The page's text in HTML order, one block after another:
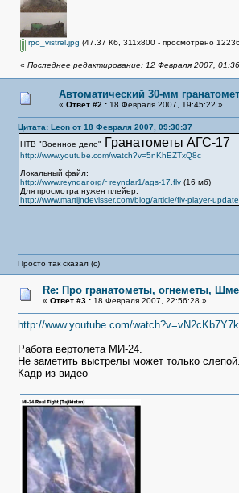
rpo_vistrel.jpg (47.37 Кб, 311x800 - просмотрено
« Последнее редактирование: 12 Февраля 2007,
Автоматический 30-мм гранатомет
« Ответ #2 : 18 Февраля 2007, 19:45:22 »
Цитата: Leon от 18 Февраля 2007, 09:30:37
НТВ "Военное дело"
Гранатометы АГС-17
http://www.youtube.com/watch?v=5nKhEZTxQ8c
Локальный файл:
http://www.reyndar.org/~reyndar1/ags-17.flv (16 мб)
Для просмотра нужен плейер:
http://www.martijndevisser.com/blog/article/flv-player-
Просто так сказал (с)
Re: Про гранатометы, огнеметы,
« Ответ #3 : 18 Февраля 2007, 22:56:28 »
http://www.youtube.com/
Работа вертолета МИ-24.
Не заметить выстрелы может только
Кадр из видео